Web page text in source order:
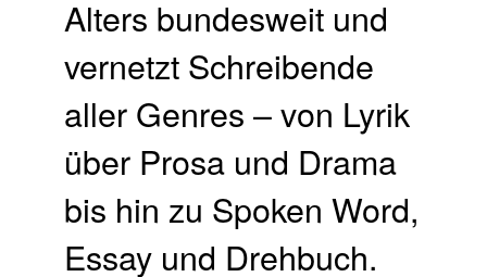
Alters bundesweit und
vernetzt Schreibende
aller Genres – von Lyrik
über Prosa und Drama
bis hin zu Spoken Word,
Essay und Drehbuch.